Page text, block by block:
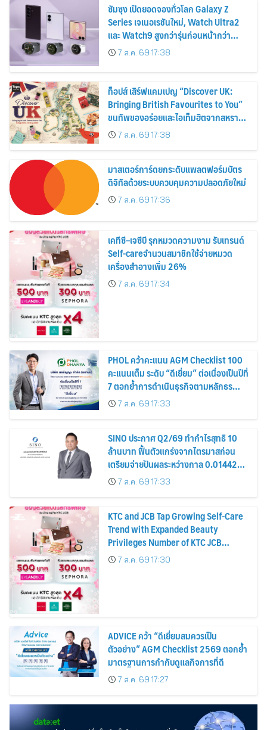
ซัมซุง เปิดยอดจองทั่วโลก Galaxy Z
Series เจเนอเรชันใหม่, Watch Ultra2
และ Watch9 สูงกว่ารุ่นก่อนหน้ากว่า
30%7 ส.ค. 69 17:38
ท็อปส์ เสิร์ฟแคมเปญ “Discover UK:
Bringing British Favourites to You”
ขนทัพของอร่อยและไอเท็มฮิตจากสหราช
อาณาจักร ส่งตรงถึงมือตั้งแต่วันนี้ – 18
สิงหาคมนี้
7 ส.ค. 69 17:38
มาสเตอร์การ์ดยกระดับแพลตฟอร์มบัตร
ดิจิทัลด้วยระบบควบคุมความปลอดภัยใหม่
7 ส.ค. 69 17:36
เคทีซี–เจซีบี รุกหมวดความงาม รับเทรนด์
Self-careจำนวนสมาชิกใช้จ่ายหมวด
เครื่องสำอางเพิ่ม 26%
7 ส.ค. 69 17:34
PHOL คว้าคะแนน AGM Checklist 100
คะแนนเต็ม ระดับ “ดีเยี่ยม” ต่อเนื่องเป็นปีที่
7 ตอกย้ำการดำเนินธุรกิจตามหลักธร
รมาภิบาล โปร่งใส สร้างความเชื่อมั่นผู้ถือ
หุ้น
7 ส.ค. 69 17:33
SINO ประกาศ Q2/69 ทำกำไรสุทธิ 10
ล้านบาท ฟื้นตัวแกร่งจากไตรมาสก่อน
เตรียมจ่ายปันผลระหว่างกาล 0.014423
บาทต่อหุ้น ครึ่งปีหลังมุ่งเติบโตต่อเนื่อง
7 ส.ค. 69 17:33
KTC and JCB Tap Growing Self-Care
Trend with Expanded Beauty
Privileges Number of KTC JCB
Cardmembers Spending on
Cosmetics Rises 26%
7 ส.ค. 69 17:30
ADVICE คว้า “ดีเยี่ยมสมควรเป็น
ตัวอย่าง” AGM Checklist 2569 ตอกย้ำ
มาตรฐานการกำกับดูแลกิจการที่ดี
7 ส.ค. 69 17:27